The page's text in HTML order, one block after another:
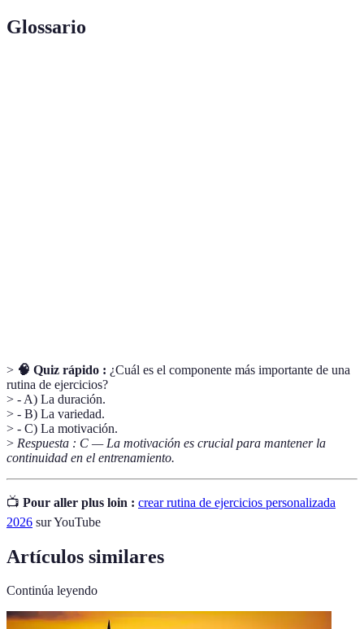
Glossario
> 🧠 Quiz rápido : ¿Cuál es el componente más importante de una
rutina de ejercicios?
> - A) La duración.
> - B) La variedad.
> - C) La motivación.
> Respuesta : C — La motivación es crucial para mantener la
continuidad en el entrenamiento.
📺 Pour aller plus loin : crear rutina de ejercicios personalizada
2026 sur YouTube
Artículos similares
Continúa leyendo